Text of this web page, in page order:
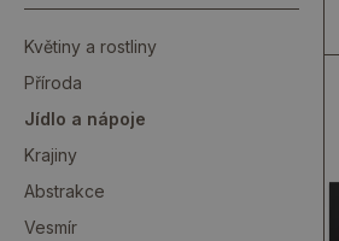
Květiny a rostliny
Příroda
Jídlo a nápoje
Krajiny
Abstrakce
Vesmír